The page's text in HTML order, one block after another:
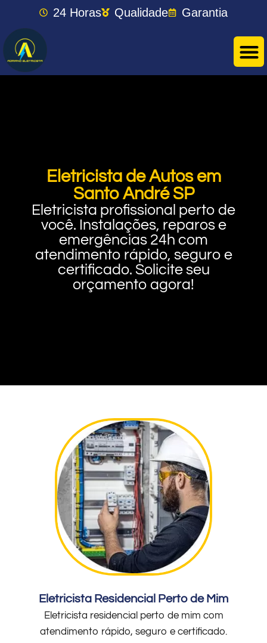
24 Horas Qualidade Garantia
Eletricista de Autos em
Santo André SP
Eletricista profissional perto de
você. Instalações, reparos e
emergências 24h com
atendimento rápido, seguro e
certificado. Solicite seu
orçamento agora!
Eletricista Residencial Perto de Mim
Eletricista residencial perto de mim com
atendimento rápido, seguro e certificado.